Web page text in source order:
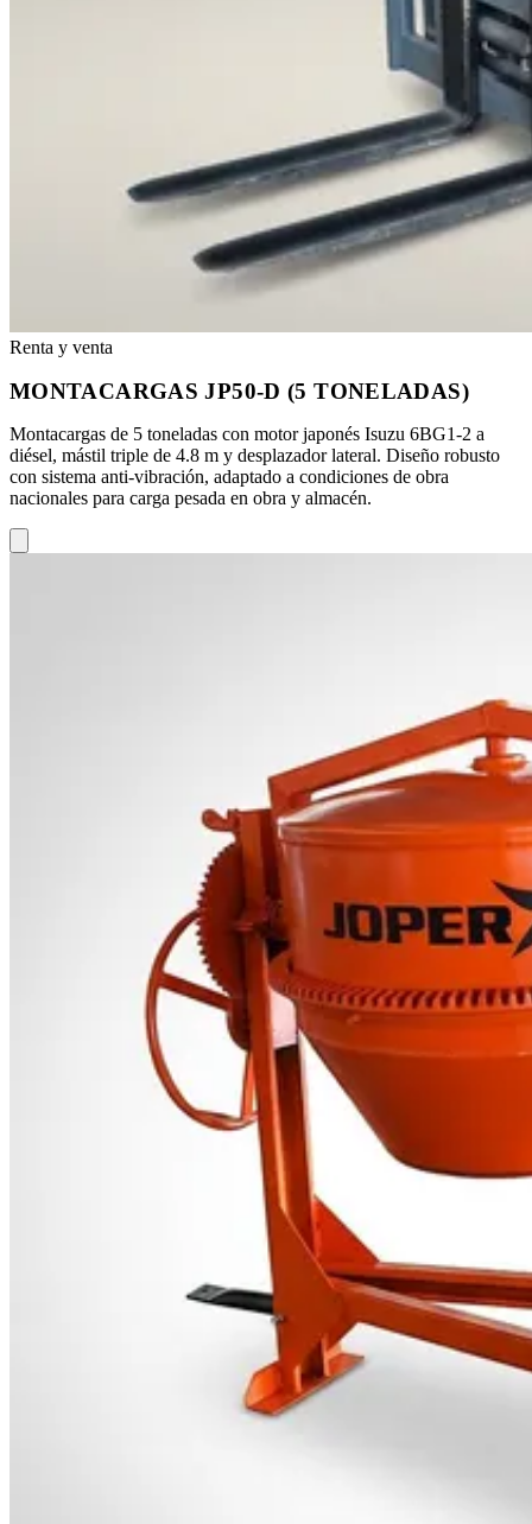
Renta y venta
MONTACARGAS JP50-D (5 TONELADAS)
Montacargas de 5 toneladas con motor japonés Isuzu 6BG1-2 a
diésel, mástil triple de 4.8 m y desplazador lateral. Diseño robusto
con sistema anti-vibración, adaptado a condiciones de obra
nacionales para carga pesada en obra y almacén.